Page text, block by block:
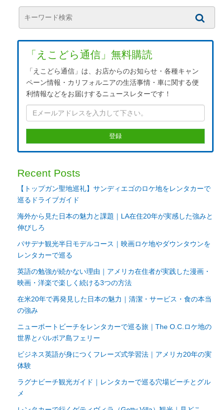
「えこどら通信」無料購読
「えこどら通信」は、お店からのお知らせ・各種キャン
ペーン情報・カリフォルニアの生活事情・車に関する便
利情報などをお届けするニュースレターです！
Recent Posts
【トップガン聖地巡礼】サンディエゴのロケ地をレンタカーで
巡るドライブガイド
海外から見た日本の魅力と課題｜LA在住20年が実感した強みと
伸びしろ
パサデナ観光半日モデルコース｜映画ロケ地やダウンタウンを
レンタカーで巡る
英語の勉強が続かない理由｜アメリカ在住者が実践した漫画・
映画・洋楽で楽しく続ける3つの方法
在米20年で再発見した日本の魅力｜清潔・サービス・食の本当
の強み
ニューポートビーチをレンタカーで巡る旅｜The O.C.ロケ地の
世界とバルボア島フェリー
ビジネス英語が身につくフレーズ式学習法｜アメリカ20年の実
体験
ラグナビーチ観光ガイド｜レンタカーで巡る穴場ビーチとグル
メ